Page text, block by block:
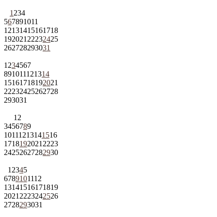
1 234
567891011
12131415161718
192021 22232425
262728293031
1 234567
891011121314
15161718192021
22232425262728
293031
1 2
3456789
10111213141516
1718192021 2223
24252627282930
1 2345
6789101112
13141516171819
2021 2223242526
2728293031